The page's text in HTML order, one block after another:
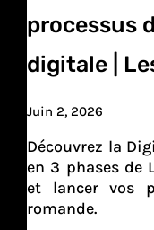
processus
digitale |
Juin 2, 2026
Découvrez la
en 3 phases de
et lancer vos
romande.